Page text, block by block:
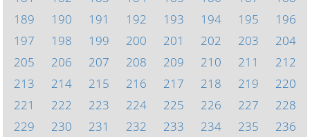
189
190 191 192 193 194 195
196
197
198 199 200 201 202 203
204
205
206 207 208 209 210 211
212
213
214 215 216 217 218 219
220
221
222 223 224 225 226 227
228
229
230 231 232 233 234 235
236